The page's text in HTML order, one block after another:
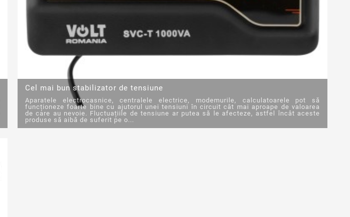
Cel mai bun stabilizator de tensiune
Aparatele electrocasnice, centralele electrice, modemurile, calculatoarele pot să
funcționeze foarte bine cu ajutorul unei tensiuni în circuit cât mai aproape de valoarea
de care au nevoie. Fluctuațiile de tensiune ar putea să le afecteze, astfel încât aceste
produse să aibă de suferit pe o...